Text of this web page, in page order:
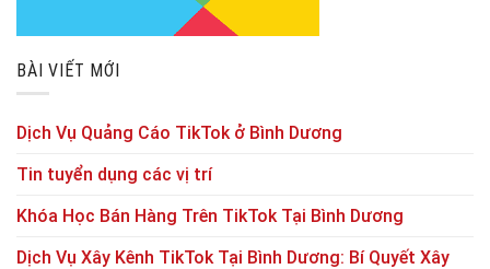
BÀI VIẾT MỚI
Dịch Vụ Quảng Cáo TikTok ở Bình Dương
Tin tuyển dụng các vị trí
Khóa Học Bán Hàng Trên TikTok Tại Bình Dương
Dịch Vụ Xây Kênh TikTok Tại Bình Dương: Bí Quyết Xây